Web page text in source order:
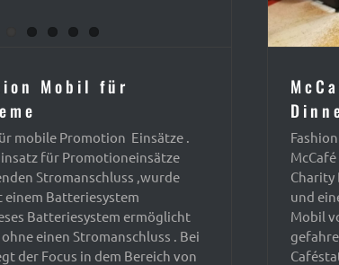
Mobil für
mobile Promotion Einsätze .
für Promotioneinsätze
Stromanschluss ,wurde
einem Batteriesystem
Batteriesystem ermöglicht
einen Stromanschluss . Bei
der Focus in dem Bereich von
Charity
und
Mobil